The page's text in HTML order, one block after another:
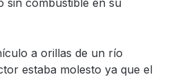
sin combustible en su
a orillas de un río
estaba molesto ya que el